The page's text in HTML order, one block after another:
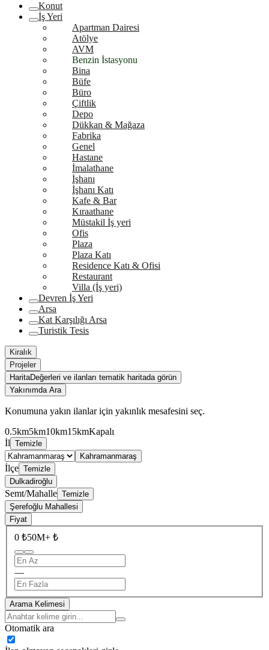
Konut
İş Yeri
Apartman Dairesi
Atölye
AVM
Benzin İstasyonu
Bina
Büfe
Büro
Çiftlik
Depo
Dükkan & Mağaza
Fabrika
Genel
Hastane
İmalathane
İşhanı
İşhanı Katı
Kafe & Bar
Kıraathane
Müstakil İş yeri
Ofis
Plaza
Plaza Katı
Residence Katı & Ofisi
Restaurant
Villa (İş yeri)
Devren İş Yeri
Arsa
Kat Karşılığı Arsa
Turistik Tesis
Kiralık
Projeler
HaritaDeğerleri ve ilanları tematik haritada görün
Yakınımda Ara
Konumuna yakın ilanlar için yakınlık mesafesini seç.
0.5km5km10km15kmKapalı
İl Temizle
Kahramanmaraş
İlçe Temizle
Dulkadiroğlu
Semt/Mahalle Temizle
Şerefoğlu Mahallesi
Fiyat
0 ₺50M+ ₺
—
Arama Kelimesi
Otomatik ara